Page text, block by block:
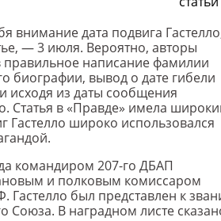
внимание дата подвига
— 3 июля. Вероятно, авторы
правильное написание фамилии
биографии, вывод о дате гибели
исходя из даты сообщения
Статья в «Правде» имела
Гастелло широко использовался
командиром 207-го ДБАП
и полковым комиссаром
Гастелло был представлен к
Союза. В наградном листе